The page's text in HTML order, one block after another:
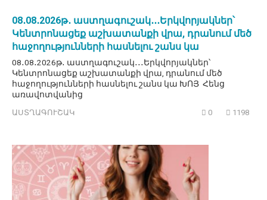
08․08․2026թ․ աստղագուշակ․․․Երկվորյակներ՝
Կենտրոնացեք աշխատանքի վրա, դրանում մեծ
հաջողությունների հասնելու շանս կա
08․08․2026թ․ աստղագուշակ․․․Երկվորյակներ՝
Կենտրոնացեք աշխատանքի վրա, դրանում մեծ
հաջողությունների հասնելու շանս կա ԽՈՅ Հենց
առավոտվանից
ԱՍՏՂԱԳՈՒՇԱԿ 0 1198